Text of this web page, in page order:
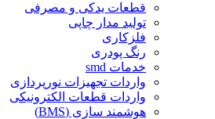
قطعات یدکی و مصرفی
تولید مدار چاپی
فلزکاری
رنگ پودری
خدمات smd
واردات تجهیزات نورپردازی
واردات قطعات الکترونیکی
هوشمند سازی (BMS)